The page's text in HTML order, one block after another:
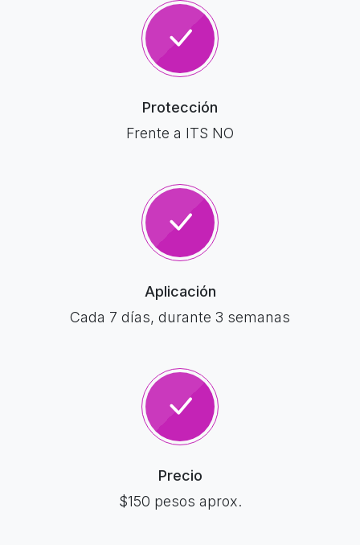
Protección
Frente a ITS NO
Aplicación
Cada 7 días, durante 3 semanas
Precio
$150 pesos aprox.